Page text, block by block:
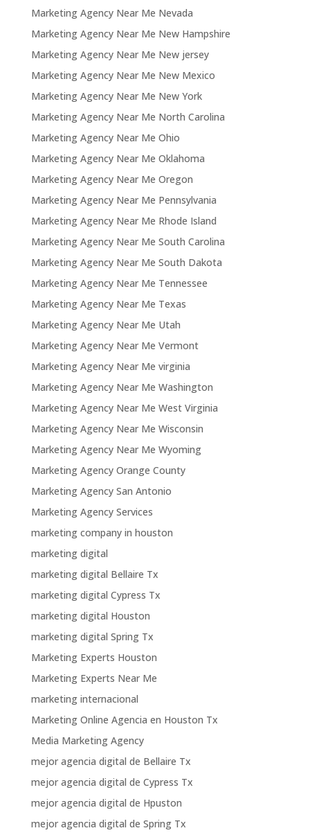
Marketing Agency Near Me Nevada
Marketing Agency Near Me New Hampshire
Marketing Agency Near Me New jersey
Marketing Agency Near Me New Mexico
Marketing Agency Near Me New York
Marketing Agency Near Me North Carolina
Marketing Agency Near Me Ohio
Marketing Agency Near Me Oklahoma
Marketing Agency Near Me Oregon
Marketing Agency Near Me Pennsylvania
Marketing Agency Near Me Rhode Island
Marketing Agency Near Me South Carolina
Marketing Agency Near Me South Dakota
Marketing Agency Near Me Tennessee
Marketing Agency Near Me Texas
Marketing Agency Near Me Utah
Marketing Agency Near Me Vermont
Marketing Agency Near Me virginia
Marketing Agency Near Me Washington
Marketing Agency Near Me West Virginia
Marketing Agency Near Me Wisconsin
Marketing Agency Near Me Wyoming
Marketing Agency Orange County
Marketing Agency San Antonio
Marketing Agency Services
marketing company in houston
marketing digital
marketing digital Bellaire Tx
marketing digital Cypress Tx
marketing digital Houston
marketing digital Spring Tx
Marketing Experts Houston
Marketing Experts Near Me
marketing internacional
Marketing Online Agencia en Houston Tx
Media Marketing Agency
mejor agencia digital de Bellaire Tx
mejor agencia digital de Cypress Tx
mejor agencia digital de Hpuston
mejor agencia digital de Spring Tx